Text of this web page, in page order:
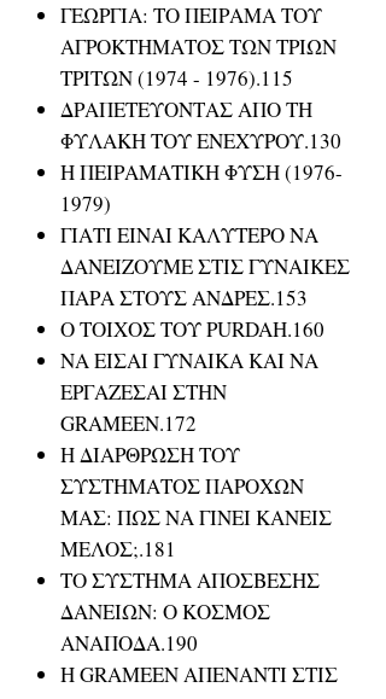
ΓΕΩΡΓΙΑ: ΤΟ ΠΕΙΡΑΜΑ ΤΟΥ
ΑΓΡΟΚΤΗΜΑΤΟΣ ΤΩΝ ΤΡΙΩΝ
ΤΡΙΤΩΝ (1974 - 1976).115
ΔΡΑΠΕΤΕΥΟΝΤΑΣ ΑΠΟ ΤΗ
ΦΥΛΑΚΗ ΤΟΥ ΕΝΕΧΥΡΟΥ.130
Η ΠΕΙΡΑΜΑΤΙΚΗ ΦΥΣΗ (1976-
1979)
ΓΙΑΤΙ ΕΙΝΑΙ ΚΑΛΥΤΕΡΟ ΝΑ
ΔΑΝΕΙΖΟΥΜΕ ΣΤΙΣ ΓΥΝΑΙΚΕΣ
ΠΑΡΑ ΣΤΟΥΣ ΑΝΔΡΕΣ.153
Ο ΤΟΙΧΟΣ ΤΟΥ PURDAH.160
ΝΑ ΕΙΣΑΙ ΓΥΝΑΙΚΑ ΚΑΙ ΝΑ
ΕΡΓΑΖΕΣΑΙ ΣΤΗΝ
GRAMEEN.172
Η ΔΙΑΡΘΡΩΣΗ ΤΟΥ
ΣΥΣΤΗΜΑΤΟΣ ΠΑΡΟΧΩΝ
ΜΑΣ: ΠΩΣ ΝΑ ΓΙΝΕΙ ΚΑΝΕΙΣ
ΜΕΛΟΣ;.181
ΤΟ ΣΥΣΤΗΜΑ ΑΠΟΣΒΕΣΗΣ
ΔΑΝΕΙΩΝ: Ο ΚΟΣΜΟΣ
ΑΝΑΠΟΔΑ.190
Η GRAMEEN ΑΠΕΝΑΝΤΙ ΣΤΙΣ